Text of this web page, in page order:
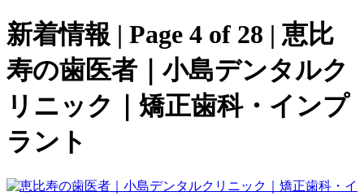
新着情報 | Page 4 of 28 | 恵比
寿の歯医者｜小島デンタルク
リニック｜矯正歯科・インプ
ラント